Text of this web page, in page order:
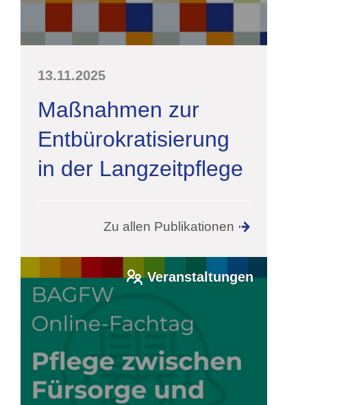
13.11.2025
Maßnahmen zur
Entbürokratisierung
in der Langzeitpflege
Zu allen Publikationen
Veranstaltungen